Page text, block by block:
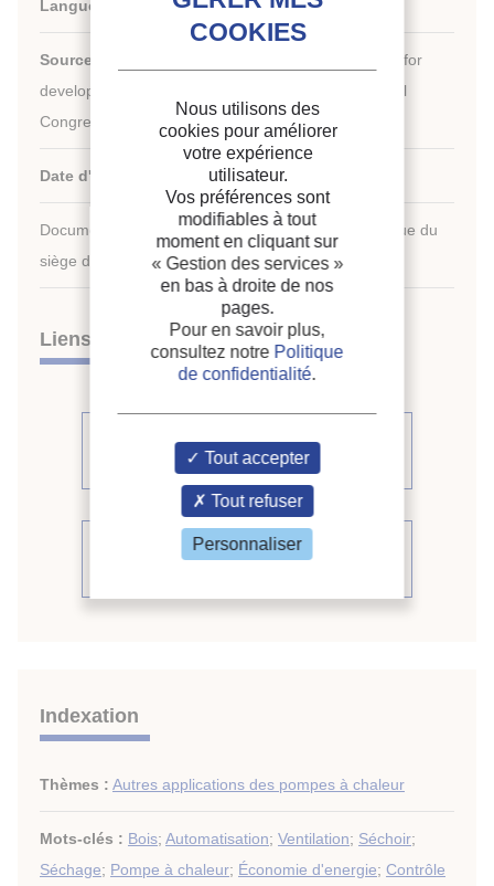
Langues :
Source :
Development in refrigeration, refrigeration for
development. Proceedings of the XVIIth international
Congress of Refrigeration.
Date d'édition : 24/08/1987
Document disponible en consultation à la bibliothèque du
siège de l'IIF uniquement.
Liens
même compte rendu (509)
Voir le compte rendu de la
Indexation
Thèmes : Autres applications des pompes à chaleur
Mots-clés : Bois; Automatisation; Ventilation; Séchoir;
Séchage; Pompe à chaleur; Économie d'energie; Contrôle
Nous utilisons des
cookies pour améliorer
votre expérience
utilisateur.
Vos préférences sont
modifiables à tout
moment en cliquant sur
« Gestion des services »
en bas à droite de nos
pages.
Pour en savoir plus,
consultez notre Politique
de confidentialité.
Tout accepter
Tout refuser
Personnaliser